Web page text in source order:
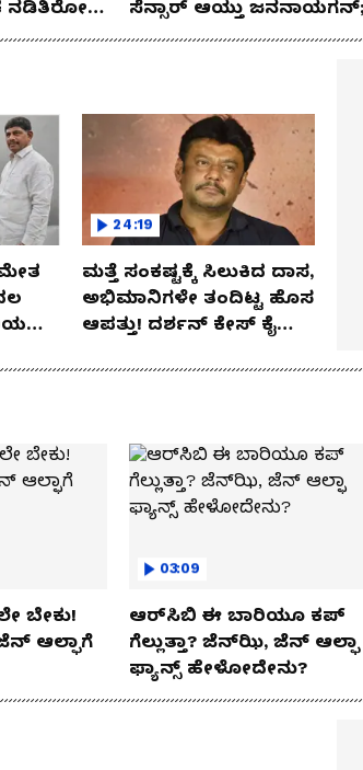
ನಡಿತಿರೋ
ಯಾರು?
ಸೆನ್ಸಾರ್ ಆಯ್ತು ಜನನಾಯಗನ್;
ಇದೇ ತಿಂಗಳಲ್ಲಿ ತೆರೆಗೆ ಬರುತ್ತಾ?
24:19
ಮತ್ತೆ ಸಂಕಷ್ಟಕ್ಕೆ ಸಿಲುಕಿದ ದಾಸ,
ಅಭಿಮಾನಿಗಳೇ ತಂದಿಟ್ಟ ಹೊಸ
ಆಪತ್ತು! ದರ್ಶನ್​ ಕೇಸ್​​​​ ಕೈ
ಬೇಕು!
ಆಲ್ಫಾಗೆ
03:09
ಆರ್‌ಸಿಬಿ ಈ ಬಾರಿಯೂ ಕಪ್‌
ಗೆಲ್ಲುತ್ತಾ? ಜೆನ್‌ಝಿ, ಜೆನ್‌ ಆಲ್ಫಾ
ಫ್ಯಾನ್ಸ್ ಹೇಳೋದೇನು?